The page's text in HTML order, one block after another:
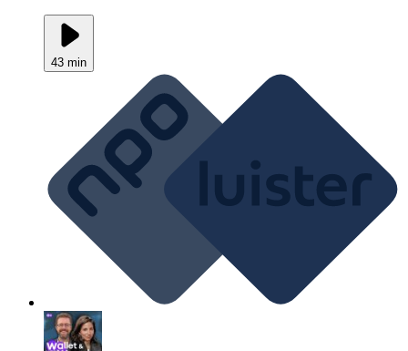
43 min